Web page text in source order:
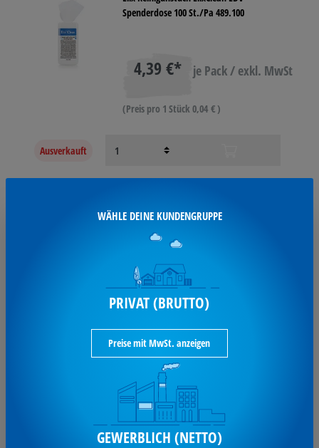
Spenderdose 100 St./Pa 489.100
4,39 €* je Pack / exkl. MwSt
(Preis pro 1 Stück 0,04 € )
Ausverkauft
SO ERREICHST DU UNS:
Steffers GmbH & Co. KG
Bahnhofstr. 24 (Prof.-Gärtner-Str. 25)
48607 Ochtrup
F: 02553 9390-11
info@steffers.de
UNSERE SERVICES:
WÄHLE DEINE KUNDENGRUPPE
PRIVAT (BRUTTO)
Preise mit MwSt. anzeigen
GEWERBLICH (NETTO)